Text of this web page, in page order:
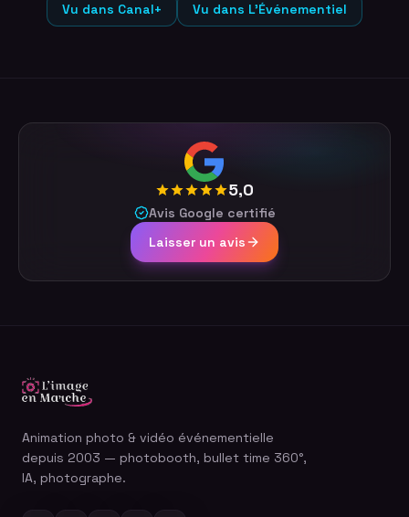
Vu dans Canal+ Vu dans L'Événementiel
5,0
Avis Google certifié
Laisser un avis
Animation photo & vidéo événementielle
depuis 2003 — photobooth, bullet time 360°,
IA, photographe.